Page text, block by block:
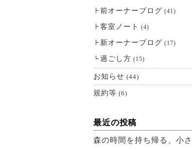
前オーナーブログ (41)
客室ノート (4)
新オーナーブログ (17)
過ごし方 (15)
お知らせ (44)
規約等 (6)
最近の投稿
森の時間を持ち帰る、小さ